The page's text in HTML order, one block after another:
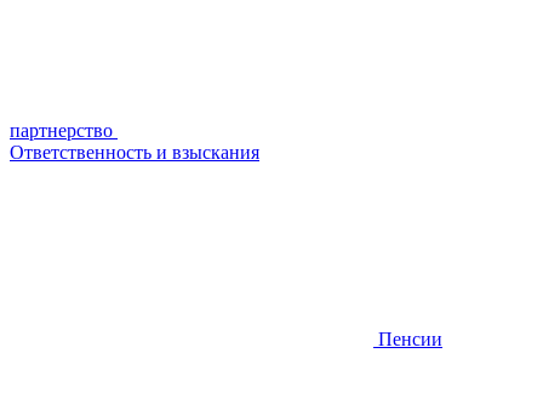
партнерство
Ответственность и взыскания
Пенсии